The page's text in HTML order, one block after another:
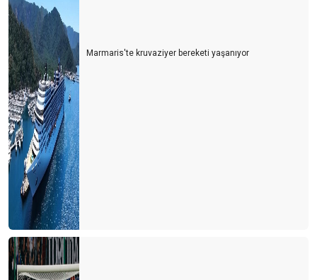
Marmaris'te kruvaziyer bereketi yaşanıyor